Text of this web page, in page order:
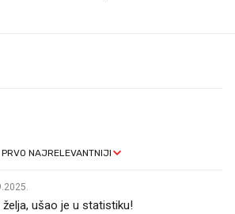
ušao je u statistiku!